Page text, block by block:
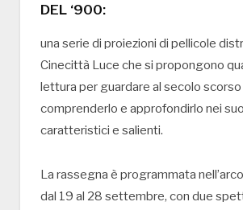
DEL ‘900:
una serie di proiezioni di pellicole
Cinecittà Luce che si propongono
lettura per guardare al secolo
comprenderlo e approfondirlo nei
caratteristici e salienti.
La rassegna è programmata
dal 19 al 28 settembre, con due